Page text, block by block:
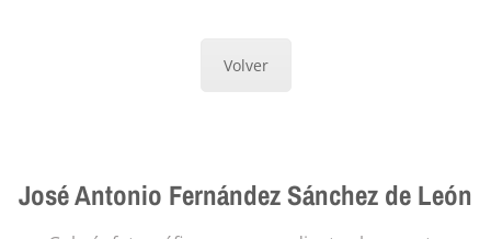
Volver
José Antonio Fernández Sánchez de León